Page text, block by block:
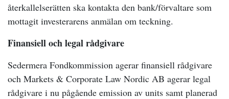
återkallelserätten ska kontakta den bank/förvaltare som
mottagit investerarens anmälan om teckning.
Finansiell och legal rådgivare
Sedermera Fondkommission agerar finansiell rådgivare
och Markets & Corporate Law Nordic AB agerar legal
rådgivare i nu pågående emission av units samt planerad